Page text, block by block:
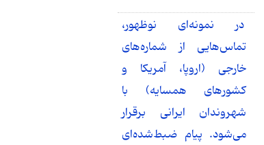
در نمونه‌ای نوظهور،
تماس‌هایی از شماره‌های
خارجی (اروپا، آمریکا و
کشورهای همسایه) با
شهروندان ایرانی برقرار
می‌شود. پیام ضبط‌شده‌ای